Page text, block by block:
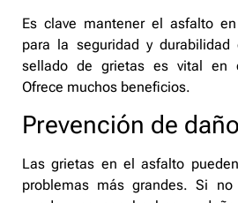
Es clave mantener el asfalto
para la seguridad y durabilidad
sellado de grietas es vital en
Ofrece muchos beneficios.
Prevención de
Las grietas en el asfalto
problemas más grandes. Si